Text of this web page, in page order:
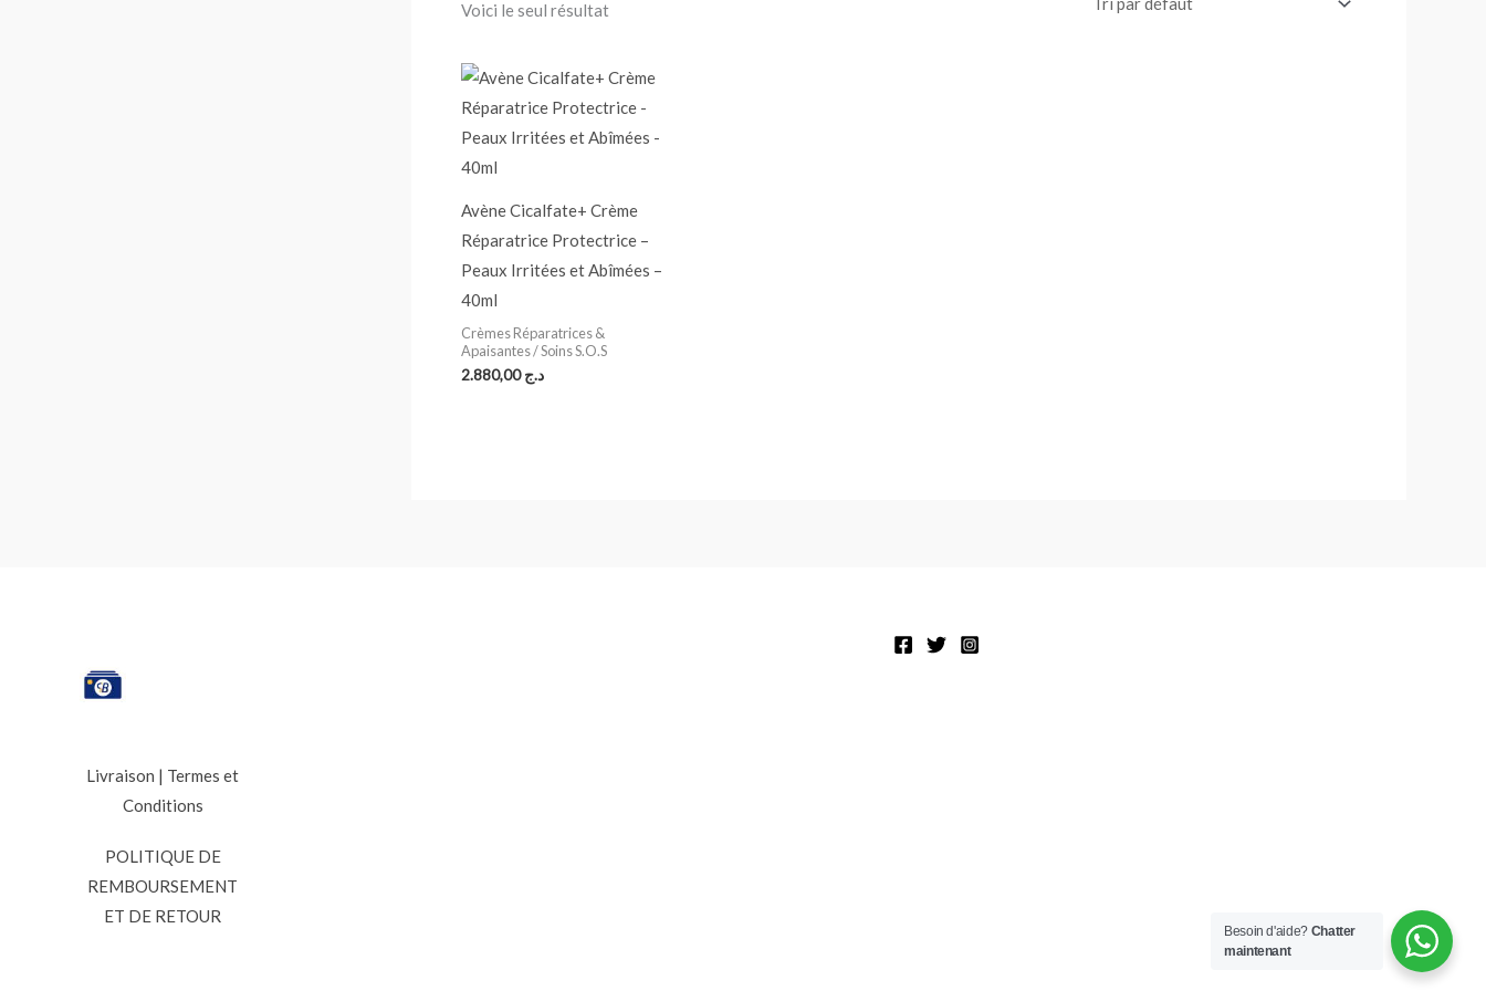
Voici le seul résultat
Avène Cicalfate+ Crème
Réparatrice Protectrice –
Peaux Irritées et Abîmées –
40ml
Crèmes Réparatrices &
Apaisantes / Soins S.O.S
د.ج2.880,00
Livraison | Termes et
Conditions
POLITIQUE DE
REMBOURSEMENT
ET DE RETOUR
Besoin d'aide? Chatter
maintenant